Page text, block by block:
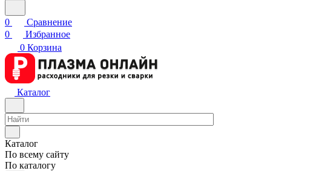
0
Сравнение
0
Избранное
0 Корзина
Каталог
Каталог
По всему сайту
По каталогу